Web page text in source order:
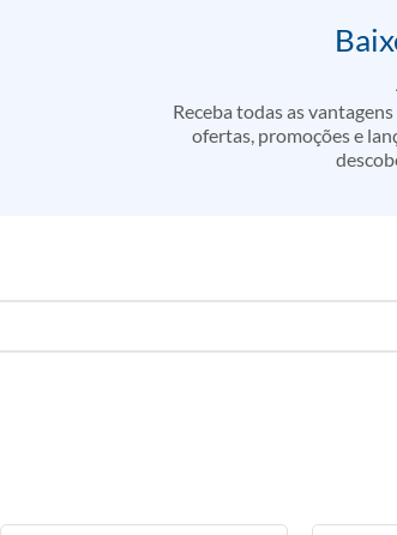
Receba todas as
ofertas, promoções e